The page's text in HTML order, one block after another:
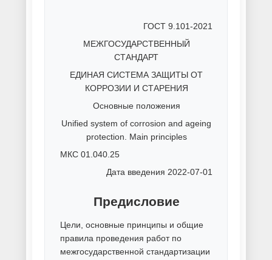
Покрытие металла сплавом
олово-висмут
Полимерная окраска листов
Полимерная покраска
Порошковая окраска
Порошковая покраска
алюминиевого профиля